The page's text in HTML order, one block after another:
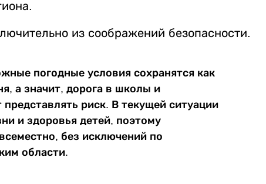
из соображений безопасности.
погодные условия сохранятся как
а значит, дорога в школы и
риск. В текущей ситуации
и здоровья детей, поэтому
без исключений по
области.